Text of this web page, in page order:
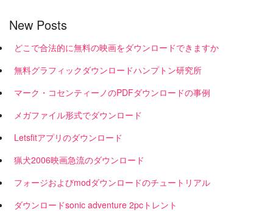
New Posts
どこで合法的に無料の映画をダウンロードできますか
無料グラフィックダウンロードハンプトン研究所
マーク・コセンティーノのPDFダウンロードの事例
メガファイル形式でダウンロード
Letsfitアプリのダウンロード
猟犬2006映画急流のダウンロード
フォージおよびmodダウンロードのチュートリアル
ダウンロードsonic adventure 2pcトレント